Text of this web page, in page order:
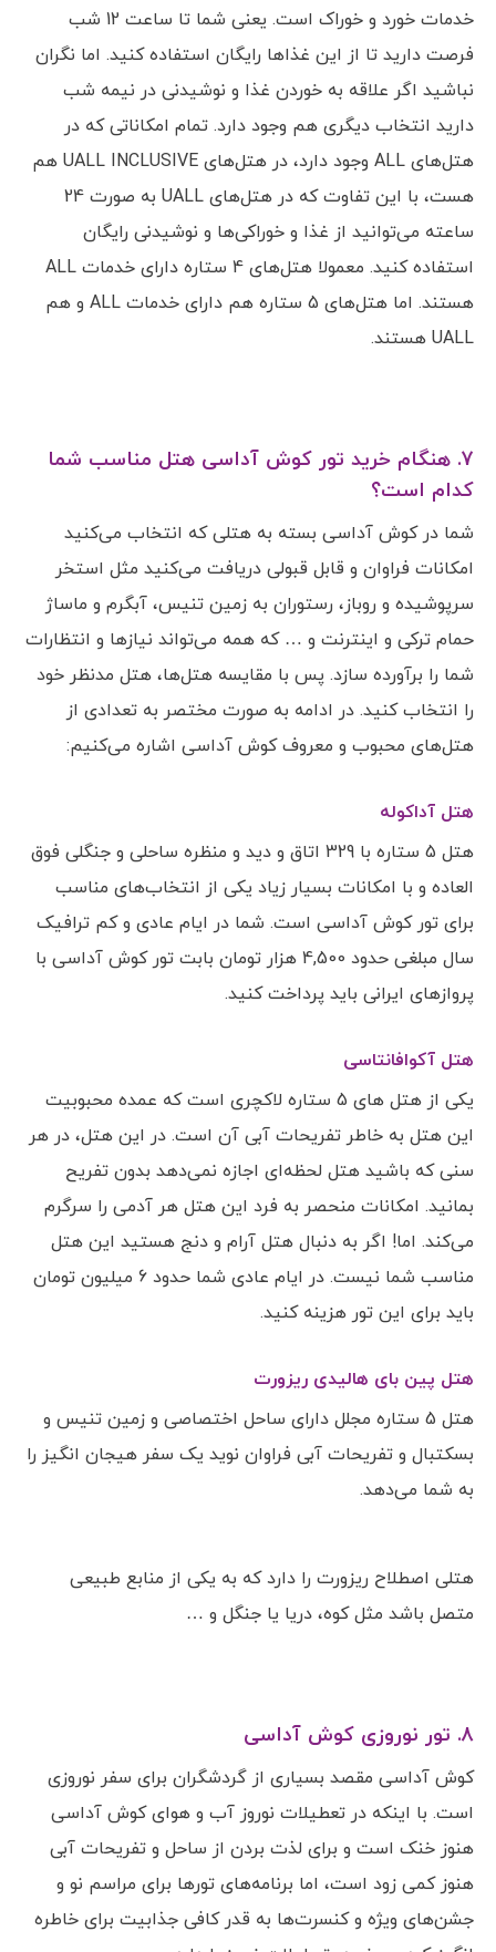
خدمات خورد و خوراک است. یعنی شما تا ساعت 12 شب
فرصت دارید تا از این غذاها رایگان استفاده کنید. اما نگران
نباشید اگر علاقه به خوردن غذا و نوشیدنی در نیمه شب
دارید انتخاب دیگری هم وجود دارد. تمام امکاناتی که در
هتل‌های ALL وجود دارد، در هتل‌های UALL INCLUSIVE هم
هست، با این تفاوت که در هتل‌های UALL به صورت 24
ساعته می‌توانید از غذا و خوراکی‌ها و نوشیدنی رایگان
استفاده کنید. معمولا هتل‌های 4 ستاره دارای خدمات ALL
هستند. اما هتل‌های 5 ستاره هم دارای خدمات ALL و هم
UALL هستند.
7. هنگام خرید تور کوش آداسی هتل مناسب شما
کدام است؟
شما در کوش آداسی بسته به هتلی که انتخاب می‌کنید
امکانات فراوان و قابل قبولی دریافت می‌کنید مثل استخر
سرپوشیده و روباز، رستوران به زمین تنیس، آبگرم و ماساژ
حمام ترکی و اینترنت و … که همه می‌تواند نیازها و انتظارات
شما را برآورده سازد. پس با مقایسه هتل‌ها، هتل مدنظر خود
را انتخاب کنید. در ادامه به صورت مختصر به تعدادی از
هتل‌های محبوب و معروف کوش آداسی اشاره می‌کنیم:
هتل آداکوله
هتل 5 ستاره با 329 اتاق و دید و منظره ساحلی و جنگلی فوق
العاده و با امکانات بسیار زیاد یکی از انتخاب‌های مناسب
برای تور کوش آداسی است. شما در ایام عادی و کم ترافیک
سال مبلغی حدود 4,500 هزار تومان بابت تور کوش آداسی با
پروازهای ایرانی باید پرداخت کنید.
هتل آکوافانتاسی
یکی از هتل های 5 ستاره لاکچری است که عمده محبوبیت
این هتل به خاطر تفریحات آبی آن است. در این هتل، در هر
سنی که باشید هتل لحظه‌ای اجازه نمی‌دهد بدون تفریح
بمانید. امکانات منحصر به فرد این هتل هر آدمی را سرگرم
می‌کند. اما! اگر به دنبال هتل آرام و دنج هستید این هتل
مناسب شما نیست. در ایام عادی شما حدود 6 میلیون تومان
باید برای این تور هزینه کنید.
هتل پین بای هالیدی ریزورت
هتل 5 ستاره مجلل دارای ساحل اختصاصی و زمین تنیس و
بسکتبال و تفریحات آبی فراوان نوید یک سفر هیجان انگیز را
به شما می‌دهد.
هتلی اصطلاح ریزورت را دارد که به یکی از منابع طبیعی
متصل باشد مثل کوه، دریا یا جنگل و …
8. تور نوروزی کوش آداسی
کوش آداسی مقصد بسیاری از گردشگران برای سفر نوروزی
است. با اینکه در تعطیلات نوروز آب و هوای کوش آداسی
هنوز خنک است و برای لذت بردن از ساحل و تفریحات آبی
هنوز کمی زود است، اما برنامه‌های تورها برای مراسم نو و
جشن‌های ویژه و کنسرت‌ها به قدر کافی جذابیت برای خاطره